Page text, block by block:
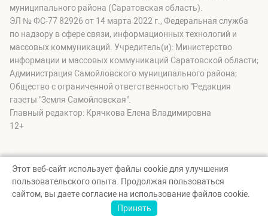
муниципального района (Саратовская область).
ЭЛ № ФС-77 82926 от 14 марта 2022 г., Федеральная служба
по надзору в сфере связи, информационных технологий и
массовых коммуникаций. Учредитель(и): Министерство
информации и массовых коммуникаций Саратовской области;
Администрация Самойловского муниципального района;
Общество с ограниченной ответственностью "Редакция
газеты "Земля Самойловская".
Главный редактор: Крячкова Елена Владимировна
12+
© Земля Самойловская, 2026
Создание сайта — nopreset
Этот веб-сайт использует файлы cookie для улучшения
пользовательского опыта. Продолжая пользоваться
сайтом, вы даете согласие на использование файлов cookie.
Принять